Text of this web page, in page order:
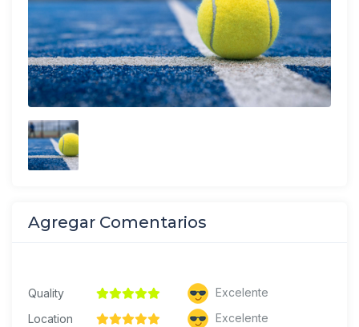
Agregar Comentarios
Quality
Excelente
Location
Excelente